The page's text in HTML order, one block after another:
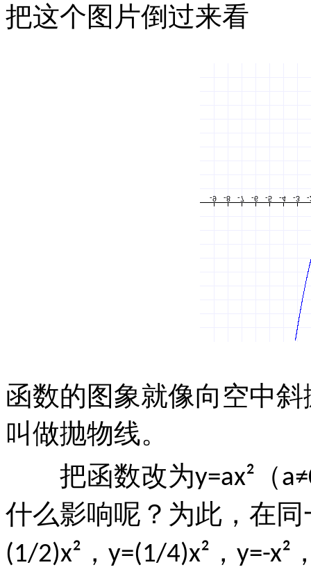
把这个图片倒过来看
函数的图象就像向空中
叫做抛物线。
把函数改为y=ax² （
什么影响呢？为此，在
(1/2)x² ， y=(1/4)x² ， y=-x²